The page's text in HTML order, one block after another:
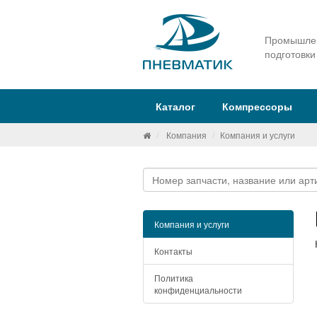
Каталог Компрессоры
Компания Компания и услуги
Компания и услуги
Контакты
Политика
конфиденциальности